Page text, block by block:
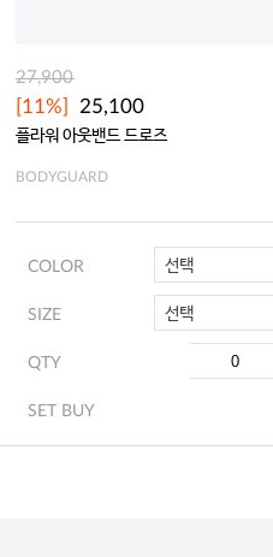
27,900
[11%] 25,100
플라워 아웃밴드 드로즈
BODYGUARD
COLOR 선택
SIZE 선택
QTY
SET BUY